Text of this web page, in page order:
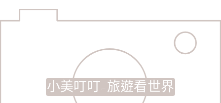
小美叮叮-旅遊看世界